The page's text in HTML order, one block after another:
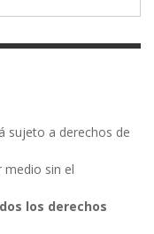
sujeto a derechos de
medio sin el
los derechos